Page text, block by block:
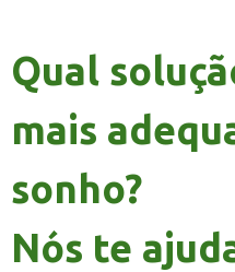
Qual
mais
sonho?
Nós te